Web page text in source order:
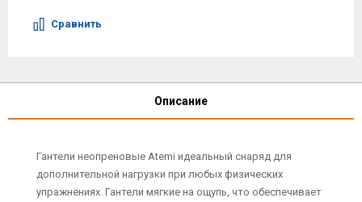
Сравнить
Описание
Гантели неопреновые Atemi идеальный снаряд для
дополнительной нагрузки при любых физических
упражнениях. Гантели мягкие на ощупь, что обеспечивает